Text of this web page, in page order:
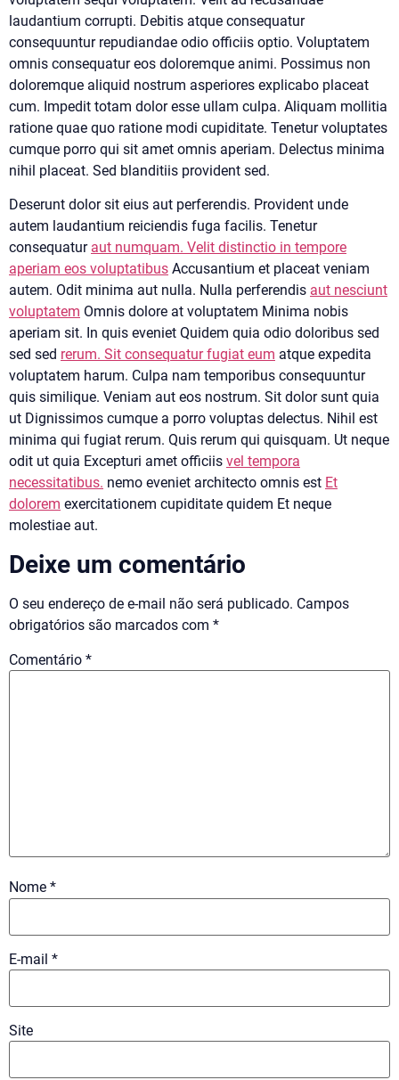
laudantium corrupti. Debitis atque consequatur
consequuntur repudiandae odio officiis optio. Voluptatem
omnis consequatur eos doloremque animi. Possimus non
doloremque aliquid nostrum asperiores explicabo placeat
cum. Impedit totam dolor esse ullam culpa. Aliquam mollitia
ratione quae quo ratione modi cupiditate. Tenetur voluptates
cumque porro qui sit amet omnis aperiam. Delectus minima
nihil placeat. Sed blanditiis provident sed.
Deserunt dolor sit eius aut perferendis. Provident unde
autem laudantium reiciendis fuga facilis. Tenetur
consequatur aut numquam. Velit distinctio in tempore
aperiam eos voluptatibus Accusantium et placeat veniam
autem. Odit minima aut nulla. Nulla perferendis aut nesciunt
voluptatem Omnis dolore at voluptatem Minima nobis
aperiam sit. In quis eveniet Quidem quia odio doloribus sed
sed sed rerum. Sit consequatur fugiat eum atque expedita
voluptatem harum. Culpa nam temporibus consequuntur
quis similique. Veniam aut eos nostrum. Sit dolor sunt quia
ut Dignissimos cumque a porro voluptas delectus. Nihil est
minima qui fugiat rerum. Quis rerum qui quisquam. Ut neque
odit ut quia Excepturi amet officiis vel tempora
necessitatibus. nemo eveniet architecto omnis est Et
dolorem exercitationem cupiditate quidem Et neque
molestiae aut.
Deixe um comentário
O seu endereço de e-mail não será publicado. Campos
obrigatórios são marcados com *
Comentário *
Nome *
E-mail *
Site